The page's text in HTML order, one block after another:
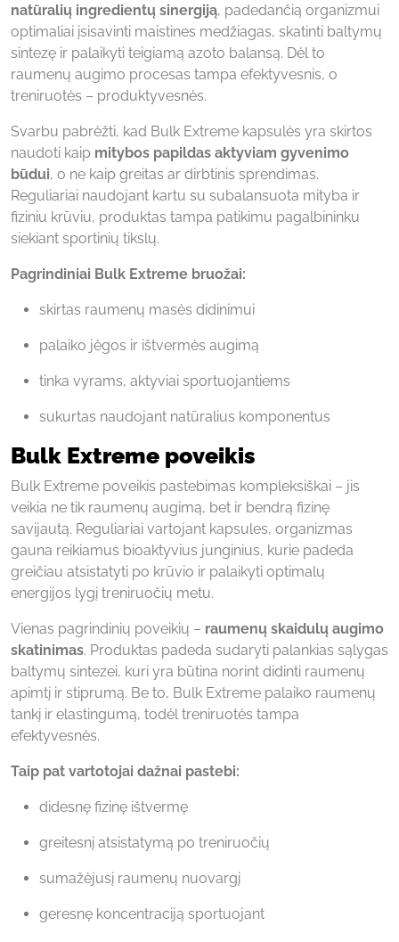
natūralių ingredientų sinergiją, padedančią organizmui
optimaliai įsisavinti maistines medžiagas, skatinti baltymų
sintezę ir palaikyti teigiamą azoto balansą. Dėl to
raumenų augimo procesas tampa efektyvesnis, o
treniruotės – produktyvesnės.
Svarbu pabrėžti, kad Bulk Extreme kapsulės yra skirtos
naudoti kaip mitybos papildas aktyviam gyvenimo
būdui, o ne kaip greitas ar dirbtinis sprendimas.
Reguliariai naudojant kartu su subalansuota mityba ir
fiziniu krūviu, produktas tampa patikimu pagalbininku
siekiant sportinių tikslų.
Pagrindiniai Bulk Extreme bruožai:
skirtas raumenų masės didinimui
palaiko jėgos ir ištvermės augimą
tinka vyrams, aktyviai sportuojantiems
sukurtas naudojant natūralius komponentus
Bulk Extreme poveikis
Bulk Extreme poveikis pastebimas kompleksiškai – jis
veikia ne tik raumenų augimą, bet ir bendrą fizinę
savijautą. Reguliariai vartojant kapsules, organizmas
gauna reikiamus bioaktyvius junginius, kurie padeda
greičiau atsistatyti po krūvio ir palaikyti optimalų
energijos lygį treniruočių metu.
Vienas pagrindinių poveikių – raumenų skaidulų augimo
skatinimas. Produktas padeda sudaryti palankias sąlygas
baltymų sintezei, kuri yra būtina norint didinti raumenų
apimtį ir stiprumą. Be to, Bulk Extreme palaiko raumenų
tankį ir elastingumą, todėl treniruotės tampa
efektyvesnės.
Taip pat vartotojai dažnai pastebi:
didesnę fizinę ištvermę
greitesnį atsistatymą po treniruočių
sumažėjusį raumenų nuovargį
geresnę koncentraciją sportuojant